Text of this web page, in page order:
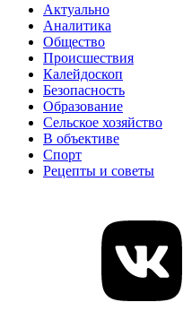
Актуально
Аналитика
Общество
Происшествия
Калейдоскоп
Безопасность
Образование
Сельское хозяйство
В объективе
Спорт
Рецепты и советы